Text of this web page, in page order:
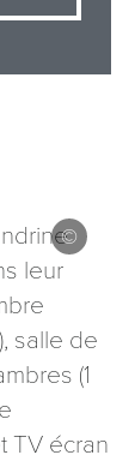
leur
salle de
(1
TV écran
sont
de
par
à